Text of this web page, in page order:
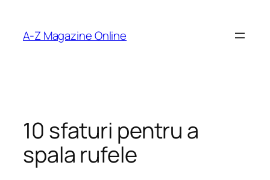
content
A-Z Magazine Online
10 sfaturi pentru a
spala rufele